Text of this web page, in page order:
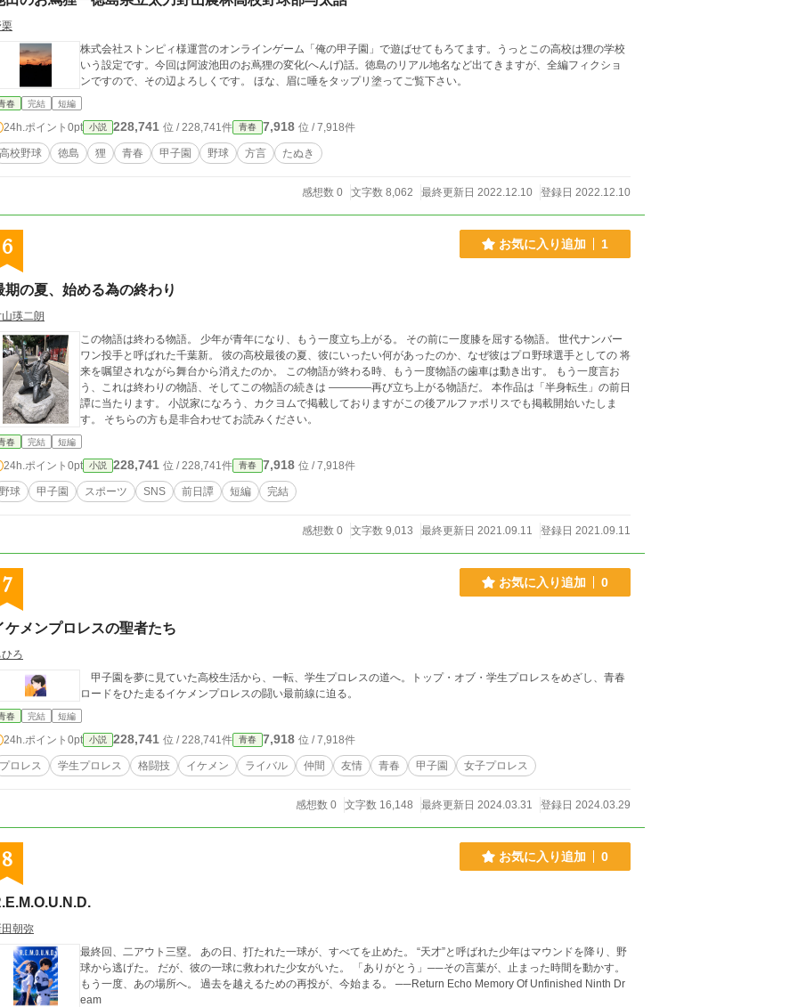
株式会社ストンピィ様運営のオンラインゲーム「俺の甲子園」で遊ばせてもろてます。うっとこの高校は狸の学校
いう設定です。今回は阿波池田のお蔦狸の変化(へんげ)話。徳島のリアル地名など出てきますが、全編フィクショ
ンですので、その辺よろしくです。 ほな、眉に唾をタップリ塗ってご覧下さい。
春 完結 短編
24h.ポイント 0pt 小説 228,741 位 / 228,741件 青春 7,918 位 / 7,918件
高校野球 徳島 狸 青春 甲子園 野球 方言 たぬき
感想数 0 文字数 8,062 最終更新日 2022.12.10 登録日 2022.12.10
6 お気に入り追加 1
期の夏、始める為の終わり
瑛二朗
この物語は終わる物語。 少年が青年になり、もう一度立ち上がる。 その前に一度膝を屈する物語。 世代ナンバー
ワン投手と呼ばれた千葉新。 彼の高校最後の夏、彼にいったい何があったのか、なぜ彼はプロ野球選手としての 将
来を嘱望されながら舞台から消えたのか。 この物語が終わる時、もう一度物語の歯車は動き出す。 もう一度言お
う、これは終わりの物語、そしてこの物語の続きは ――――再び立ち上がる物語だ。 本作品は「半身転生」の前日
譚に当たります。 小説家になろう、カクヨムで掲載しておりますがこの後アルファポリスでも掲載開始いたしま
す。 そちらの方も是非合わせてお読みください。
春 完結 短編
24h.ポイント 0pt 小説 228,741 位 / 228,741件 青春 7,918 位 / 7,918件
野球 甲子園 スポーツ SNS 前日譚 短編 完結
感想数 0 文字数 9,013 最終更新日 2021.09.11 登録日 2021.09.11
7 お気に入り追加 0
ケメンプロレスの聖者たち
ろ
甲子園を夢に見ていた高校生活から、一転、学生プロレスの道へ。トップ・オブ・学生プロレスをめざし、青春
ロードをひた走るイケメンプロレスの闘い最前線に迫る。
春 完結 短編
24h.ポイント 0pt 小説 228,741 位 / 228,741件 青春 7,918 位 / 7,918件
プロレス 学生プロレス 格闘技 イケメン ライバル 仲間 友情 青春 甲子園 女子プロレス
感想数 0 文字数 16,148 最終更新日 2024.03.31 登録日 2024.03.29
8 お気に入り追加 0
朝弥
最終回、二アウト三塁。 あの日、打たれた一球が、すべてを止めた。 “天才”と呼ばれた少年はマウンドを降り、野
球から逃げた。 だが、彼の一球に救われた少女がいた。 「ありがとう」──その言葉が、止まった時間を動かす。
もう一度、あの場所へ。 過去を越えるための再投が、今始まる。 ──Return Echo Memory Of Unfinished Ninth Dr
eam